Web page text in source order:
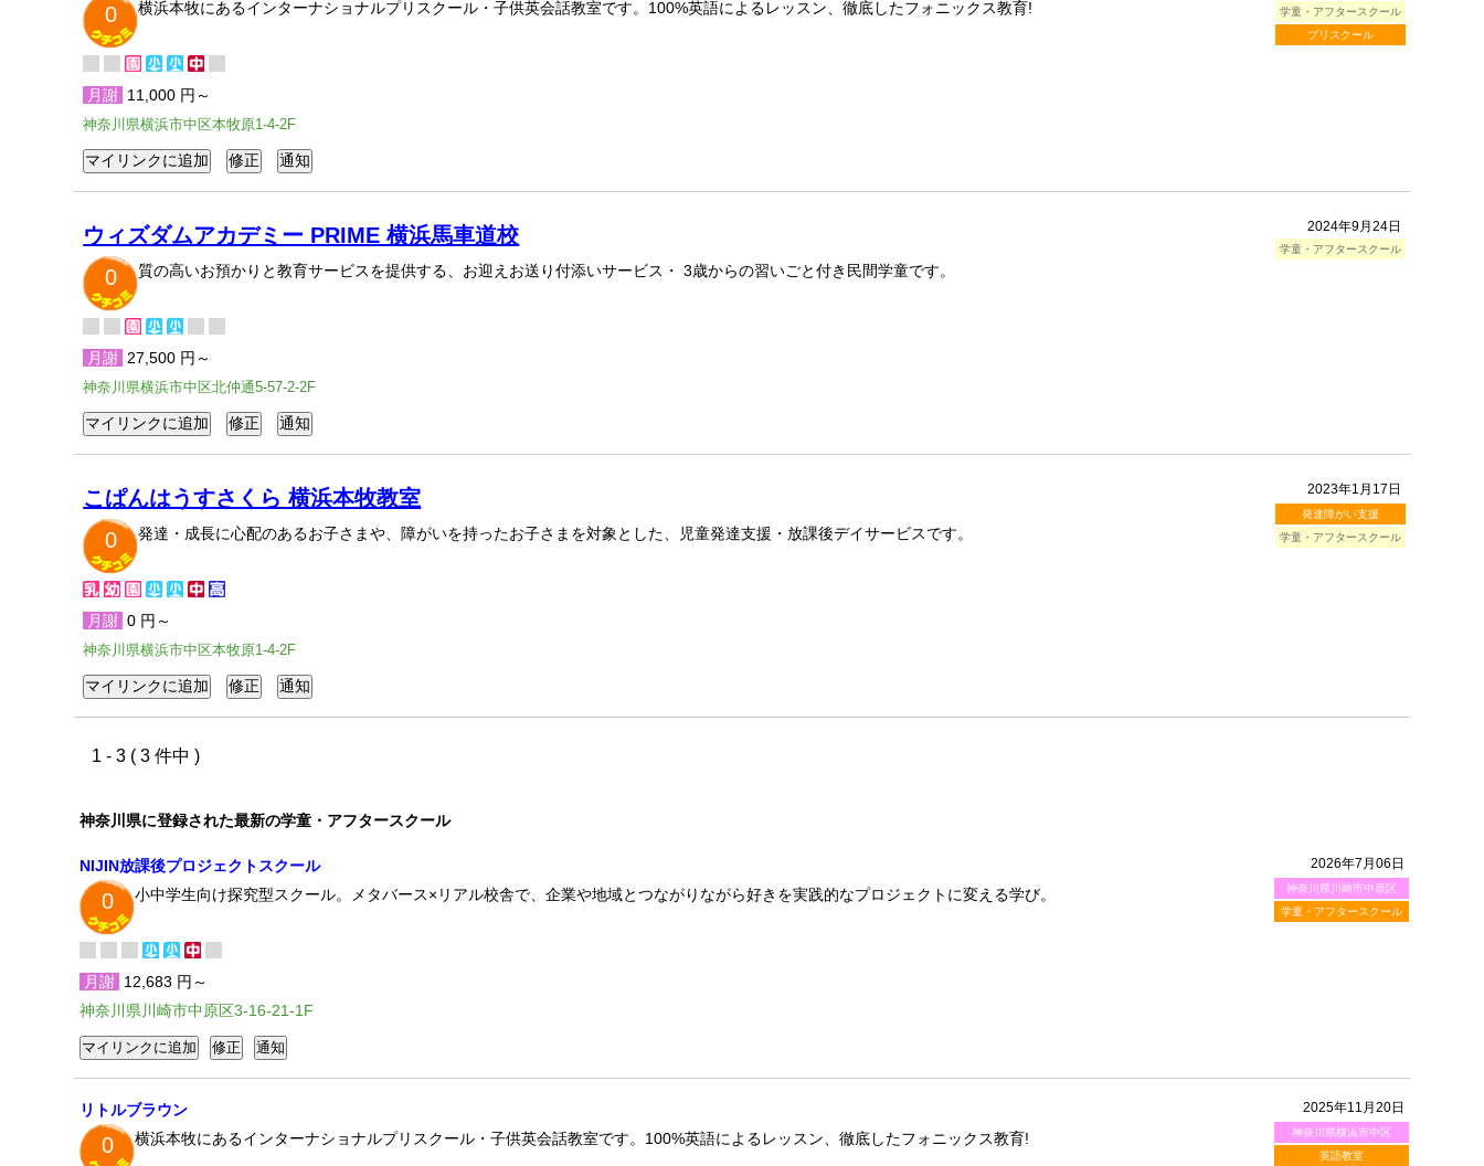
学童・アフタースクール
プリスクール
0
横浜本牧にあるインターナショナルプリスクール・子供英会話教室です。100%英語によるレッスン、徹底したフォニックス教育!
月謝 11,000 円～
神奈川県横浜市中区本牧原1-4-2F
2024年9月24日
学童・アフタースクール
ウィズダムアカデミー PRIME 横浜馬車道校
0
質の高いお預かりと教育サービスを提供する、お迎えお送り付添いサービス・ 3歳からの習いごと付き民間学童です。
月謝 27,500 円～
神奈川県横浜市中区北仲通5-57-2-2F
2023年1月17日
発達障がい支援
学童・アフタースクール
こぱんはうすさくら 横浜本牧教室
0
発達・成長に心配のあるお子さまや、障がいを持ったお子さまを対象とした、児童発達支援・放課後デイサービスです。
月謝 0 円～
神奈川県横浜市中区本牧原1-4-2F
1 - 3 ( 3 件中 )
神奈川県に登録された最新の学童・アフタースクール
2026年7月06日
神奈川県川崎市中原区
学童・アフタースクール
NIJIN放課後プロジェクトスクール
0 小中学生向け探究型スクール。メタバース×リアル校舎で、企業や地域とつながりながら好きを実践的なプロジェクトに変える学び。
月謝 12,683 円～
神奈川県川崎市中原区3-16-21-1F
2025年11月20日
神奈川県横浜市中区
英語教室
リトルブラウン
0 横浜本牧にあるインターナショナルプリスクール・子供英会話教室です。100%英語によるレッスン、徹底したフォニックス教育!